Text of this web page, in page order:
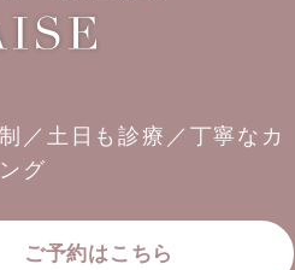
／土日も診療／丁寧なカ
グ
ご予約はこちら